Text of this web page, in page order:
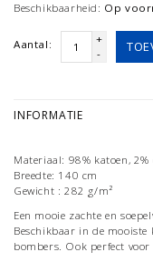
Beschikbaarheid: Op
Aantal:
+
-
INFORMATIE
Materiaal: 98% katoen, 2%
Breedte: 140 cm
Gewicht : 282 g/m²
Een mooie zachte en
Beschikbaar in de mooiste
bombers. Ook perfect